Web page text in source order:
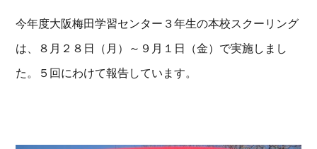
今年度大阪梅田学習センター３年生の本校スクーリング
は、８月２８日（月）～９月１日（金）で実施しまし
た。５回にわけて報告しています。